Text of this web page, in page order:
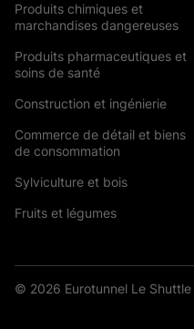
Produits chimiques et
marchandises dangereuses
Produits pharmaceutiques et
soins de santé
Construction et ingénierie
Commerce de détail et biens
de consommation
Sylviculture et bois
Fruits et légumes
© 2026 Eurotunnel Le Shuttle